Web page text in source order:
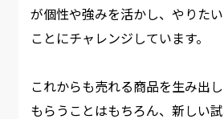
が個性や強みを活かし、やりた
ことにチャレンジしています。 ​
これからも売れる商品を生み出
もらうことはもちろん、新しい